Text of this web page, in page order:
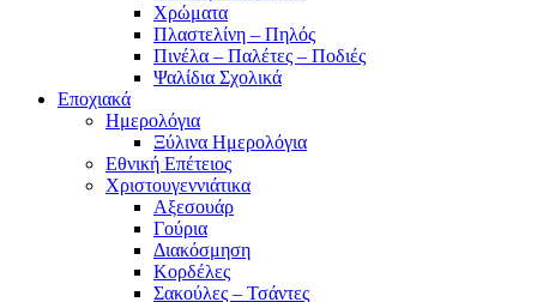
Χρώματα
Πλαστελίνη – Πηλός
Πινέλα – Παλέτες – Ποδιές
Ψαλίδια Σχολικά
Εποχιακά
Ημερολόγια
Ξύλινα Ημερολόγια
Εθνική Επέτειος
Χριστουγεννιάτικα
Αξεσουάρ
Γούρια
Διακόσμηση
Κορδέλες
Σακούλες – Τσάντες